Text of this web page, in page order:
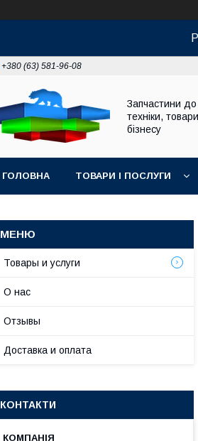
+380 (63) 581-96-08
Запчастини до
техніки,
бізнесу
ГОЛОВНА ТОВАРИ І ПОСЛУГИ
Товары и услуги
О нас
Отзывы
Доставка и оплата
КОНТАКТИ